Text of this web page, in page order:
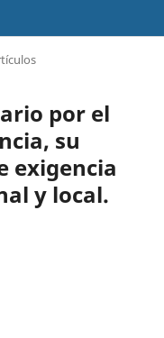
por el
su
exigencia
y local.